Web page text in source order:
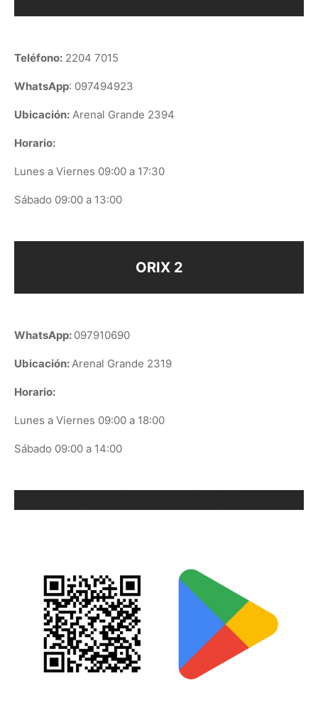
Teléfono: 2204 7015
WhatsApp: 097494923
Ubicación: Arenal Grande 2394
Horario:
Lunes a Viernes 09:00 a 17:30
Sábado 09:00 a 13:00
ORIX 2
WhatsApp: 097910690
Ubicación:Arenal Grande 2319
Horario:
Lunes a Viernes 09:00 a 18:00
Sábado 09:00 a 14:00